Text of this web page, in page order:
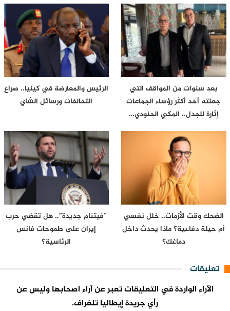
بعد سنوات من المواقف التي
جعلته أحد أكثر رؤساء الجماعات
إثارة للجدل.. المكي الحنودي…
الرئيس والمعارضة في كينيا.. صراع
التحالفات ورسائل الشاي
الضحك وقت الأزمات.. خلل نفسي
أم حيلة دفاعية؟ ماذا يحدث داخل
دماغك؟
“فيتنام جديدة”.. هل تقضي حرب
إيران على طموحات فانس
الرئاسية؟
تعليقات
الآراء الواردة في التعليقات تعبر عن آراء اصحابها وليس عن
رأي جريدة إيطاليا تلغراف.